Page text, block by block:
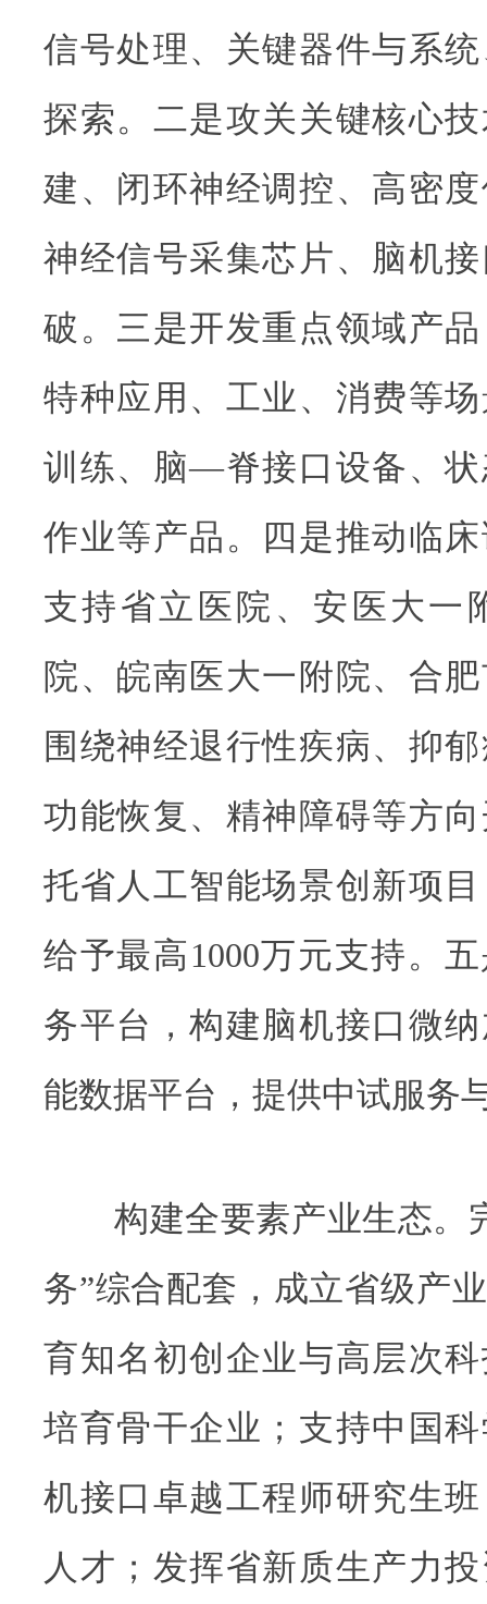
信号处理、关键器件与系
探索。二是攻关关键核心
建、闭环神经调控、高密
神经信号采集芯片、脑机
破。三是开发重点领域产
特种应用、工业、消费等
训练、脑—脊接口设备、
作业等产品。四是推动临
支持省立医院、安医大一
院、皖南医大一附院、合
围绕神经退行性疾病、抑
功能恢复、精神障碍等方
托省人工智能场景创新项
给予最高1000万元支持。
务平台，构建脑机接口微
能数据平台，提供中试服务
构建全要素产业生态。
务”综合配套，成立省级产
育知名初创企业与高层次
培育骨干企业；支持中国
机接口卓越工程师研究生
人才；发挥省新质生产力